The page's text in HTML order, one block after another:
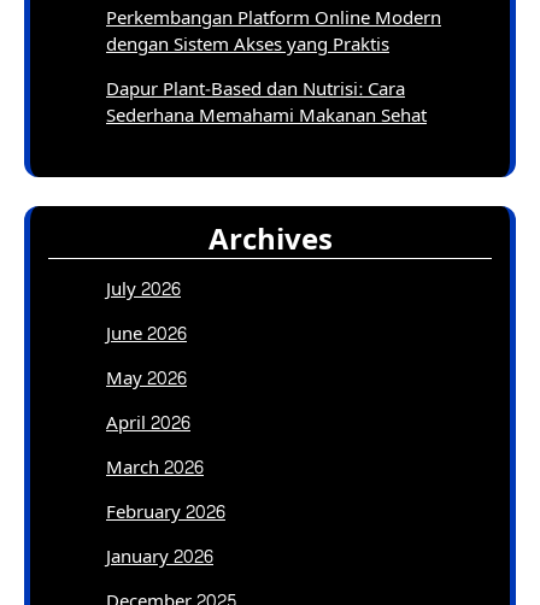
Perkembangan Platform Online Modern
dengan Sistem Akses yang Praktis
Dapur Plant-Based dan Nutrisi: Cara
Sederhana Memahami Makanan Sehat
Archives
July 2026
June 2026
May 2026
April 2026
March 2026
February 2026
January 2026